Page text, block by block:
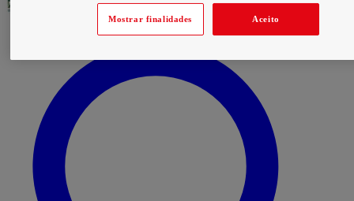
Mostrar finalidades Aceito